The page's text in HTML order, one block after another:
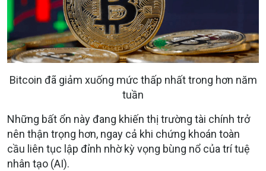
Bitcoin đã giảm xuống mức thấp nhất trong hơn năm
tuần
Những bất ổn này đang khiến thị trường tài chính trở
nên thận trọng hơn, ngay cả khi chứng khoán toàn
cầu liên tục lập đỉnh nhờ kỳ vọng bùng nổ của trí tuệ
nhân tạo (AI).